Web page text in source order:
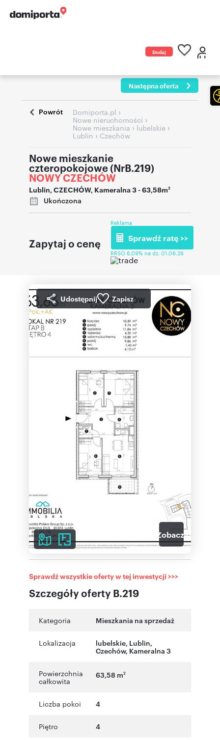
Dodaj
Następna oferta
Powrót Domiporta.pl ›
Nowe nieruchomości ›
Nowe mieszkania › lubelskie ›
Lublin › Czechów
Nowe mieszkanie
czteropokojowe (NrB.219)
NOWY CZECHÓW
Lublin,CZECHÓW, Kameralna 3- 63,58m2
Ukończona
Zapytaj o cenę
Reklama
Sprawdź ratę >>
RRSO 6,09% na dz. 01.06.26
Udostępnij Zapisz
Zobacz galerię
Szczegóły oferty B.219
Sprawdź wszystkie oferty w tej inwestycji >>>
Kategoria Mieszkania na sprzedaż
Lokalizacja lubelskie, Lublin,
Czechów, Kameralna 3
Powierzchnia
całkowita
63,58 m2
Liczba pokoi 4
Piętro 4